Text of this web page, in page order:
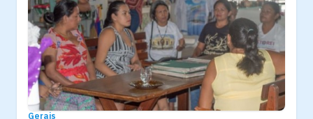
Gerais